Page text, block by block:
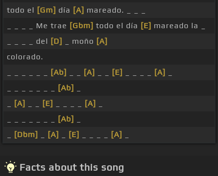
todo el [Gm] día [A] mareado. _ _ _
_ _ _ _ Me trae [Gbm] todo el día [E] mareado la _
_ _ _ _ del [D] _ moño [A]
colorado.
[Ab] [A] [E] [A]
[Ab]
[A] [E] [A]
[Ab]
[Dbm] [A] [E] [A]
Facts about this song